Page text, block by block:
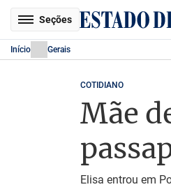
Seções
Início Gerais
COTIDIANO
Mãe
Elisa entrou em